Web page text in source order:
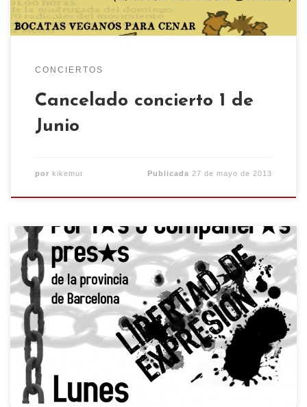
CONCIERTOS
Cancelado concierto 1 de
Junio
por kikemur Publicada 27 de mayo de 2013
Lunes 27 de Mayo, 19:00h, Plaza de la
Madalena: Concentración por lxs 5 compañerxs
presxs El viernes 17 de Mayo, la audiencia
nacional condenó a prisión sin fianza y a espera
de jucio a lxs 5 anarquistas detenidxs en la
provincia de Barcelona, acusándolxs de
enaltecimiento del terrorismo y […]